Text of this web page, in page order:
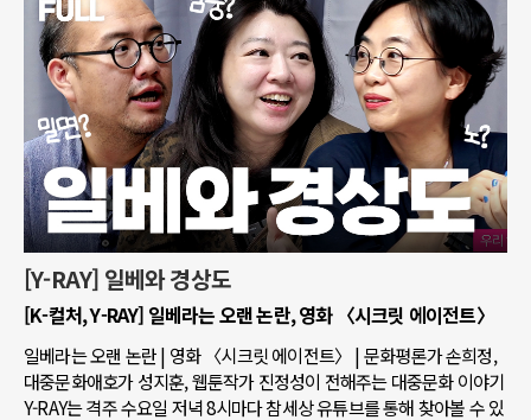
[Y-RAY] 일베와 경상도
[K-컬처, Y-RAY] 일베라는 오랜 논란, 영화 〈시크릿 에이전트〉
일베라는 오랜 논란 | 영화 〈시크릿 에이전트〉 | 문화평론가 손희정,
대중문화애호가 성지훈, 웹툰작가 진정성이 전해주는 대중문화 이야기
Y-RAY는 격주 수요일 저녁 8시마다 참세상 유튜브를 통해 찾아볼 수 있